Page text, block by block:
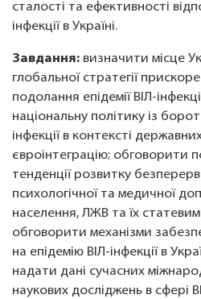
сталості та ефективності
інфекції в Україні.
Завдання: визначити місце
глобальної стратегії
подолання епідемії ВІЛ-
національну політику із
інфекції в контексті
євроінтеграцію; обговорити
тенденції розвитку
психологічної та медичної
населення, ЛЖВ та їх
обговорити механізми
на епідемію ВІЛ-інфекції в
надати дані сучасних
наукових досліджень в сфері